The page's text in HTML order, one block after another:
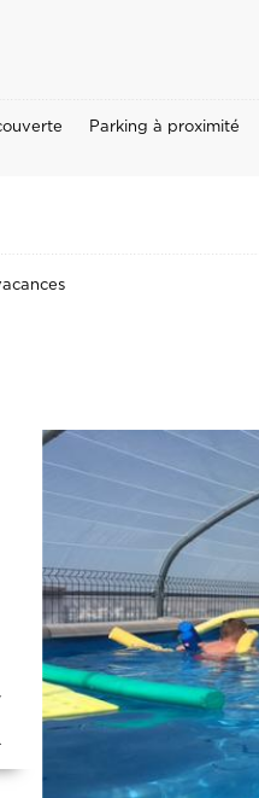
Parking à proximité